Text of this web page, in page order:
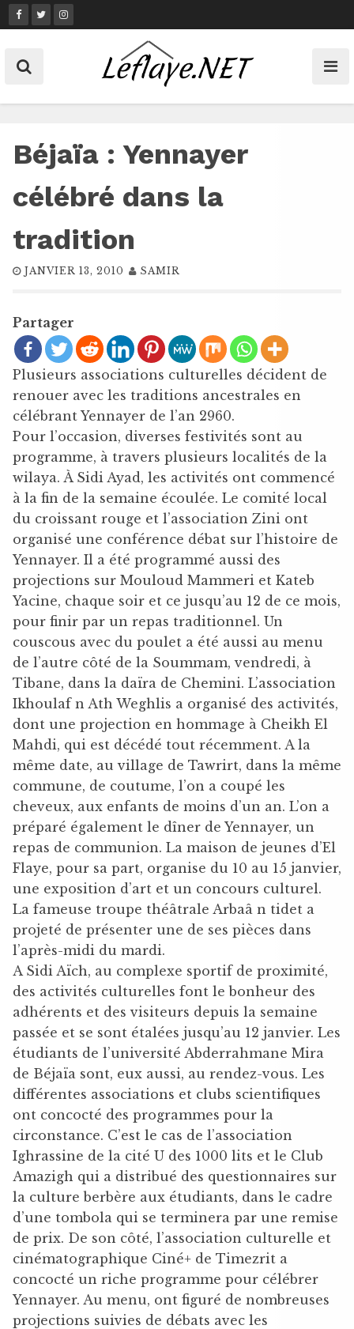
Skip
to
Béjaïa : Yennayer
célébré dans la
tradition
JANVIER 13, 2010 SAMIR
Partager
Plusieurs associations culturelles décident de
renouer avec les traditions ancestrales en
célébrant Yennayer de l’an 2960.
Pour l’occasion, diverses festivités sont au
programme, à travers plusieurs localités de la
wilaya. À Sidi Ayad, les activités ont commencé
à la fin de la semaine écoulée. Le comité local
du croissant rouge et l’association Zini ont
organisé une conférence débat sur l’histoire de
Yennayer. Il a été programmé aussi des
projections sur Mouloud Mammeri et Kateb
Yacine, chaque soir et ce jusqu’au 12 de ce mois,
pour finir par un repas traditionnel. Un
couscous avec du poulet a été aussi au menu
de l’autre côté de la Soummam, vendredi, à
Tibane, dans la daïra de Chemini. L’association
Ikhoulaf n Ath Weghlis a organisé des activités,
dont une projection en hommage à Cheikh El
Mahdi, qui est décédé tout récemment. A la
même date, au village de Tawrirt, dans la même
commune, de coutume, l’on a coupé les
cheveux, aux enfants de moins d’un an. L’on a
préparé également le dîner de Yennayer, un
repas de communion. La maison de jeunes d’El
Flaye, pour sa part, organise du 10 au 15 janvier,
une exposition d’art et un concours culturel.
La fameuse troupe théâtrale Arbaâ n tidet a
projeté de présenter une de ses pièces dans
l’après-midi du mardi.
A Sidi Aïch, au complexe sportif de proximité,
des activités culturelles font le bonheur des
adhérents et des visiteurs depuis la semaine
passée et se sont étalées jusqu’au 12 janvier. Les
étudiants de l’université Abderrahmane Mira
de Béjaïa sont, eux aussi, au rendez-vous. Les
différentes associations et clubs scientifiques
ont concocté des programmes pour la
circonstance. C’est le cas de l’association
Ighrassine de la cité U des 1000 lits et le Club
Amazigh qui a distribué des questionnaires sur
la culture berbère aux étudiants, dans le cadre
d’une tombola qui se terminera par une remise
de prix. De son côté, l’association culturelle et
cinématographique Ciné+ de Timezrit a
concocté un riche programme pour célébrer
Yennayer. Au menu, ont figuré de nombreuses
projections suivies de débats avec les